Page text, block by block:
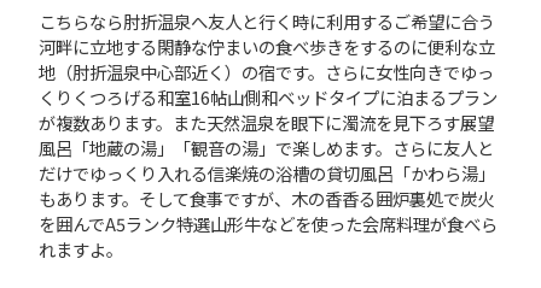
こちらなら肘折温泉へ友人と行く時に利用するご希望に合う
河畔に立地する閑静な佇まいの食べ歩きをするのに便利な立
地（肘折温泉中心部近く）の宿です。さらに女性向きでゆっ
くりくつろげる和室16帖山側和ベッドタイプに泊まるプラン
が複数あります。また天然温泉を眼下に濁流を見下ろす展望
風呂「地蔵の湯」「観音の湯」で楽しめます。さらに友人と
だけでゆっくり入れる信楽焼の浴槽の貸切風呂「かわら湯」
もあります。そして食事ですが、木の香香る囲炉裏処で炭火
を囲んでA5ランク特選山形牛などを使った会席料理が食べら
れますよ。